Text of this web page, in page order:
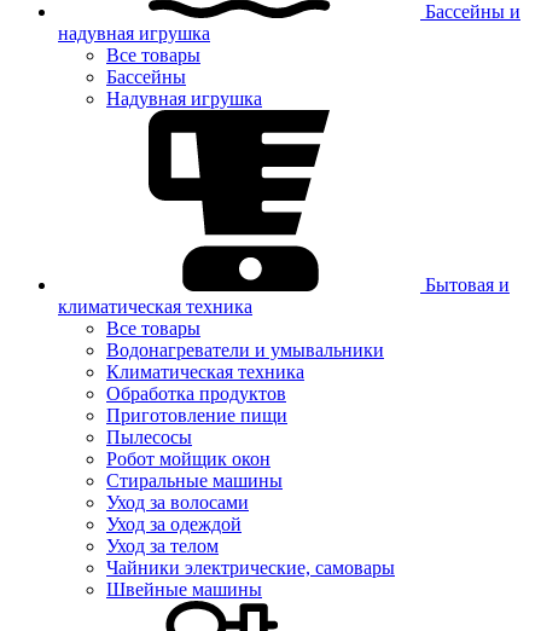
Бассейны и
надувная игрушка
Все товары
Бассейны
Надувная игрушка
Бытовая и
климатическая техника
Все товары
Водонагреватели и умывальники
Климатическая техника
Обработка продуктов
Приготовление пищи
Пылесосы
Робот мойщик окон
Стиральные машины
Уход за волосами
Уход за одеждой
Уход за телом
Чайники электрические, самовары
Швейные машины